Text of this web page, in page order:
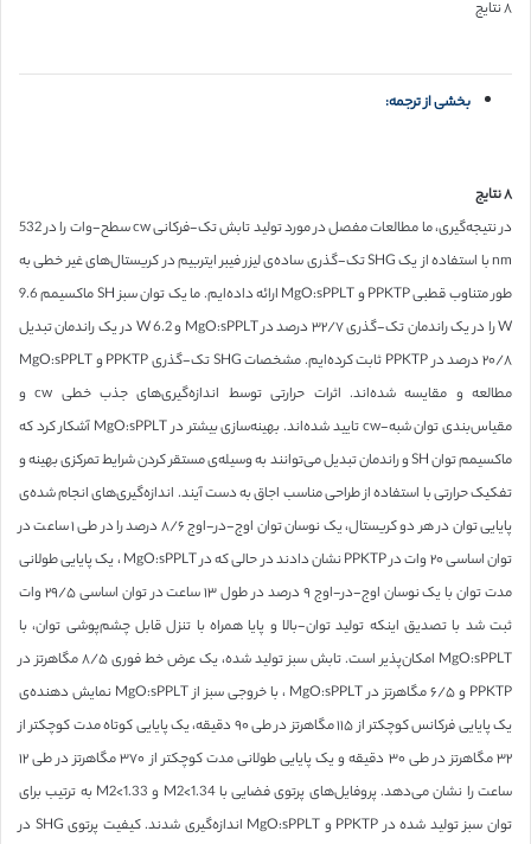
۸ نتایج
بخشی از ترجمه:
۸ نتایج
در نتیجه‌گیری، ما مطالعات مفصل در مورد تولید تابش تک-فرکانی cw سطح-وات را در 532
nm با استفاده از یک SHG تک-گذری ساده‌ی لیزر فیبر ایتربیم در کریستال‌های غیر خطی به
طور متناوب قطبی PPKTP و MgO:sPPLT ارائه داده‌ایم. ما یک توان سبز SH ماکسیمم 9.6
W را در یک راندمان تک-گذری ۳۲/۷ درصد در MgO:sPPLT و 6.2 W در یک راندمان تبدیل
۲۰/۸ درصد در PPKTP ثابت کرده‌ایم. مشخصات SHG تک-گذری PPKTP و MgO:sPPLT
مطالعه و مقایسه شده‌اند. اثرات حرارتی توسط اندازه‌گیری‌های جذب خطی cw و
مقیاس‌بندی توان شبه-cw تایید شده‌اند. بهینه‌سازی بیشتر در MgO:sPPLT آشکار کرد که
ماکسیمم توان SH و راندمان تبدیل می‌توانند به وسیله‌ی مستقر کردن شرایط تمرکزی بهینه و
تفکیک حرارتی با استفاده از طراحی مناسب اجاق به دست آیند. اندازه‌گیری‌های انجام شده‌ی
پایایی توان در هر دو کریستال، یک نوسان توان اوج-در-اوج ۸/۶ درصد را در طی ۱ ساعت در
توان اساسی ۲۰ وات در PPKTP نشان دادند در حالی که در MgO:sPPLT ، یک پایایی طولانی
مدت توان با یک نوسان اوج-در-اوج ۹ درصد در طول ۱۳ ساعت در توان اساسی ۲۹/۵ وات
ثبت شد با تصدیق اینکه تولید توان-بالا و پایا همراه با تنزل قابل چشم‌پوشی توان، با
MgO:sPPLT امکان‌پذیر است. تابش سبز تولید شده، یک عرض خط فوری ۸/۵ مگاهرتز در
PPKTP و ۶/۵ مگاهرتز در MgO:sPPLT ، با خروجی سبز از MgO:sPPLT نمایش دهنده‌ی
یک پایایی فرکانس کوچکتر از ۱۱۵ مگاهرتز در طی ۹۰ دقیقه، یک پایایی کوتاه مدت کوچکتر از
۳۲ مگاهرتز در طی ۳۰ دقیقه و یک پایایی طولانی مدت کوچکتر از ۳۷۰ مگاهرتز در طی ۱۲
ساعت را نشان می‌دهد. پروفایل‌های پرتوی فضایی با M2<1.34 و M2<1.33 به ترتیب برای
توان سبز تولید شده در PPKTP و MgO:sPPLT اندازه‌گیری شدند. کیفیت پرتوی SHG در